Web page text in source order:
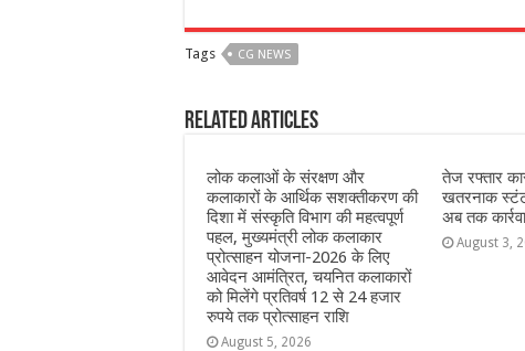
c
e
b
o
o
k
at
s
A
p
p
ss
e
r
itte ar
Tags CG NEWS
Related Articles
लोक कलाओं के संरक्षण और
कलाकारों के आर्थिक सशक्तीकरण की
दिशा में संस्कृति विभाग की महत्वपूर्ण
पहल, मुख्यमंत्री लोक कलाकार
प्रोत्साहन योजना-2026 के लिए
आवेदन आमंत्रित, चयनित कलाकारों
को मिलेंगे प्रतिवर्ष 12 से 24 हजार
रुपये तक प्रोत्साहन राशि
August 5, 2026
तेज रफ्तार
खतरनाक
अब तक
August 3,